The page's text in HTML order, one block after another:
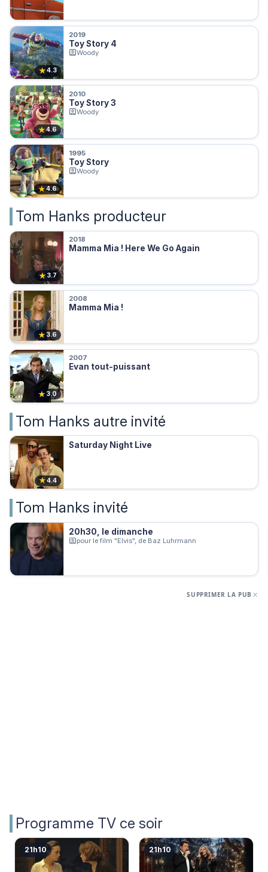
★4.3
2019
Toy Story 4
Woody
★4.6
2010
Toy Story 3
Woody
★4.6
1995
Toy Story
Woody
Tom Hanks producteur
★ 3.7
2018
Mamma Mia ! Here We Go Again
★ 3.6
2008
Mamma Mia !
★3.0
2007
Evan tout-puissant
Tom Hanks autre invité
★4.4
Saturday Night Live
Tom Hanks invité
20h30, le dimanche
pour le film "Elvis", de Baz Luhrmann
SUPPRIMER LA PUB
Programme TV ce soir
21h10 21h10